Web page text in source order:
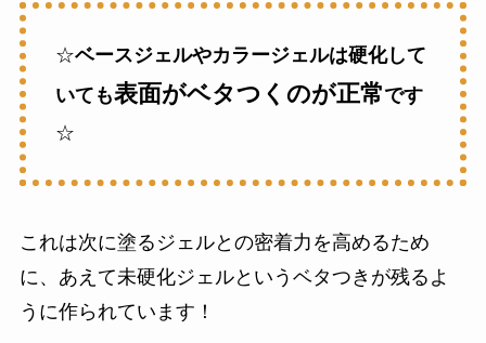
☆ベースジェルやカラージェルは硬化して
いても表面がベタつくのが正常です
☆
これは次に塗るジェルとの密着力を高めるため
に、あえて未硬化ジェルというベタつきが残るよ
うに作られています！